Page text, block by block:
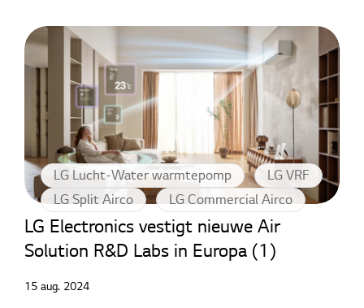
LG Lucht-Water warmtepomp
LG VRF
LG Split Airco
LG Commercial Airco
LG Electronics vestigt nieuwe Air
Solution R&D Labs in Europa (1)
15 aug. 2024